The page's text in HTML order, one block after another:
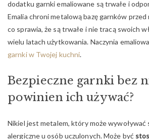
dodatku garnki emaliowane są trwałe i
Emalia chroni metalową bazę garnków przed
co sprawia, że są trwałe i nie tracą swoich
wielu latach użytkowania. Naczynia
garnki w Twojej kuchni.
Bezpieczne garnki bez
powinien ich używać?
Nikiel jest metalem, który może wywoływać
alergiczne u osób uczulonych. Może być